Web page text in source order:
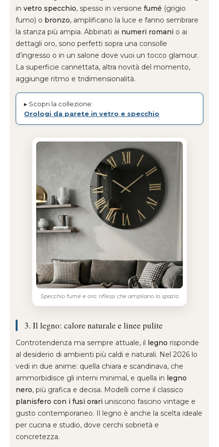
in vetro specchio, spesso in versione fumé (grigio
fumo) o bronzo, amplificano la luce e fanno sembrare
la stanza più ampia. Abbinati ai numeri romani o ai
dettagli oro, sono perfetti sopra una consolle
d’ingresso o in un salone dove vuoi un tocco glamour.
La superficie cannettata, altra novità del momento,
aggiunge ritmo e tridimensionalità.
▸ Scopri la collezione:
Orologi da parete in vetro e specchio
Specchio fumé e oro: riflessi che ampliano lo spazio
3. Il legno: calore naturale e linee pulite
Controtendenza ma sempre attuale, il legno risponde
al desiderio di ambienti più caldi e naturali. Nel 2026 lo
vedi in due anime: quella chiara e scandinava, che
ammorbidisce gli interni minimal, e quella in legno
nero, più grafica e decisa. Modelli come il classico
planisfero con i fusi orari uniscono fascino vintage e
gusto contemporaneo. Il legno è anche la scelta ideale
per cucina e studio, dove cerchi sobrietà e
concretezza.